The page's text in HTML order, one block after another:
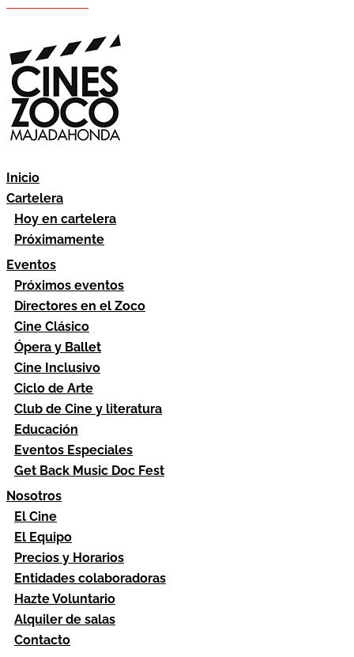
Inicio
Cartelera
Hoy en cartelera
Próximamente
Eventos
Próximos eventos
Directores en el Zoco
Cine Clásico
Ópera y Ballet
Cine Inclusivo
Ciclo de Arte
Club de Cine y literatura
Educación
Eventos Especiales
Get Back Music Doc Fest
Nosotros
El Cine
El Equipo
Precios y Horarios
Entidades colaboradoras
Hazte Voluntario
Alquiler de salas
Contacto